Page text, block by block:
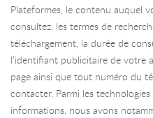
Plateformes, le contenu auquel
consultez, les termes de
téléchargement, la durée de
l’identifiant publicitaire de votre
page ainsi que tout numéro du
contacter. Parmi les
informations, nous avons